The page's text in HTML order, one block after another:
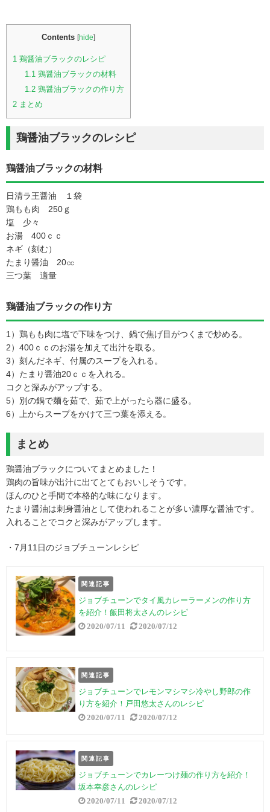
Contents [hide]
1 鶏醤油ブラックのレシピ
1.1 鶏醤油ブラックの材料
1.2鶏醤油ブラックの作り方
2 まとめ
鶏醤油ブラックのレシピ
鶏醤油ブラックの材料
日清ラ王醤油 １袋
鶏もも肉 250ｇ
塩 少々
お湯 400ｃｃ
ネギ（刻む）
たまり醤油 20㏄
三つ葉 適量
鶏醤油ブラックの作り方
1）鶏もも肉に塩で下味をつけ、鍋で焦げ目がつくまで炒める。
2）400ｃｃのお湯を加えて出汁を取る。
3）刻んだネギ、付属のスープを入れる。
4）たまり醤油20ｃｃを入れる。
コクと深みがアップする。
5）別の鍋で麺を茹で、茹で上がったら器に盛る。
6）上からスープをかけて三つ葉を添える。
まとめ
鶏醤油ブラックについてまとめました！
鶏肉の旨味が出汁に出てとてもおいしそうです。
ほんのひと手間で本格的な味になります。
たまり醤油は刺身醤油として使われることが多い濃厚な醤油です。
入れることでコクと深みがアップします。
・7月11日のジョブチューンレシピ
関連記事
ジョブチューンでタイ風カレーラーメンの作り方
を紹介！飯田将太さんのレシピ
2020/07/11 2020/07/12
関連記事
ジョブチューンでレモンマシマシ冷やし野郎の作
り方を紹介！戸田悠太さんのレシピ
2020/07/11 2020/07/12
関連記事
ジョブチューンでカレーつけ麺の作り方を紹介！
坂本幸彦さんのレシピ
2020/07/11 2020/07/12